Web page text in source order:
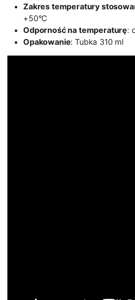
Zakres temperatury
+50°C
Odporność na temperaturę:
Opakowanie: Tubka 310 ml